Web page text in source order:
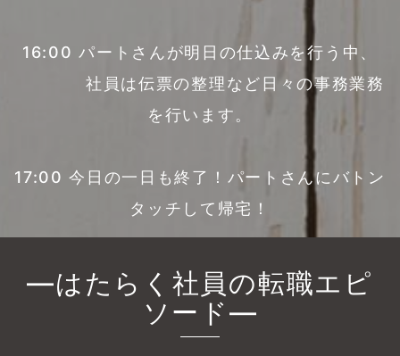
16:00 パートさんが明日の仕込みを行う中、
社員は伝票の整理など日々の事務業務
を行います。
17:00 今日の一日も終了！パートさんにバトン
タッチして帰宅！
―はたらく社員の転職エピ
ソード―